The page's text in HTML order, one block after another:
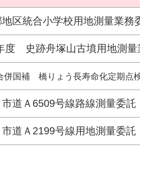
地区統合小学校用地測量業務委
度 史跡舟塚山古墳用地測量業
併国補 橋りょう長寿命化定期点検
道Ａ6509号線路線測量委託
道Ａ2199号線用地測量委託